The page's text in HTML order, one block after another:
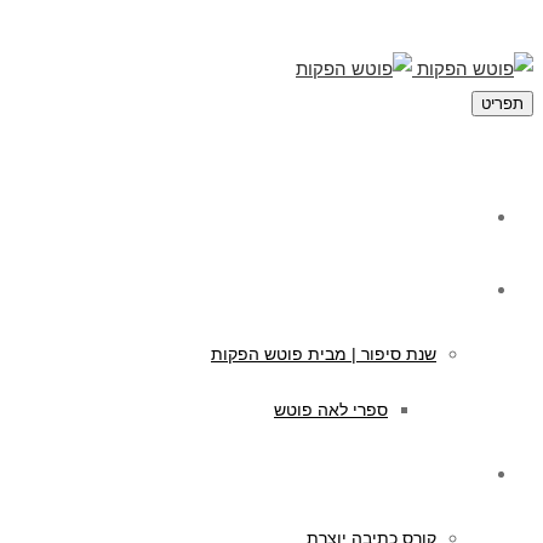
תפריט
שנת סיפור | מבית פוטש הפקות
ספרי לאה פוטש
קורס כתיבה יוצרת